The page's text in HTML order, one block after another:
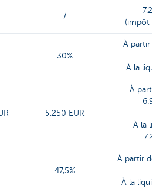
/
(impôt
30%
À partir
À la
5.250 EUR
À
À la
47,5%
À partir
À la